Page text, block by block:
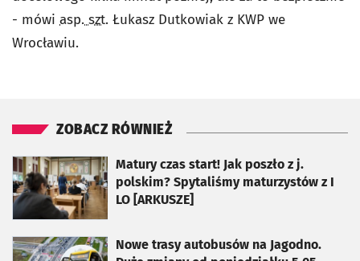
- mówi asp. szt. Łukasz Dutkowiak z KWP we
Wrocławiu.
ZOBACZ RÓWNIEŻ
Matury czas start! Jak poszło z j.
polskim? Spytaliśmy maturzystów z I
LO [ARKUSZE]
otworzy się w nowej karcie
Nowe trasy autobusów na Jagodno.
otworzy się w nowej karcie